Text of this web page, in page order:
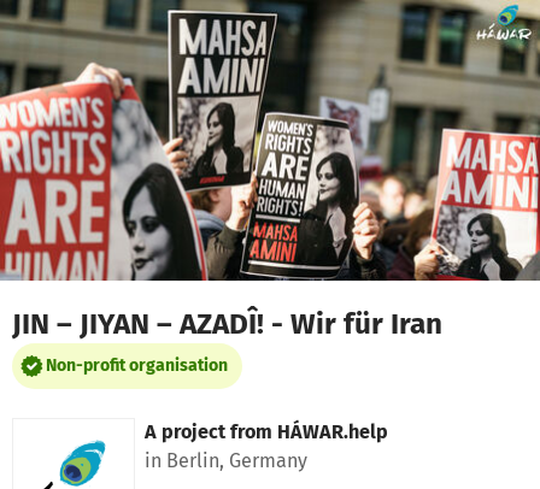
Skip to main content
Show accessibility statement
JIN – JIYAN – AZADÎ! - Wir für Iran
Non-profit organisation
A project from HÁWAR.help
in Berlin, Germany